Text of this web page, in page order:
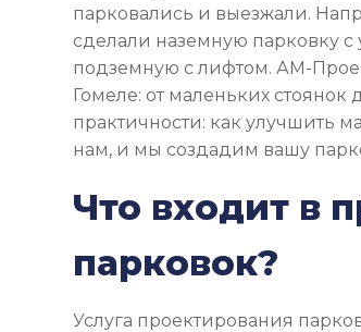
парковались и выезжали.
сделали наземную парковку
подземную с лифтом. АМ-
Гомеле: от маленьких
практичности: как улучшить
нам, и мы создадим вашу
Что входит в
парковок?
Услуга проектирования